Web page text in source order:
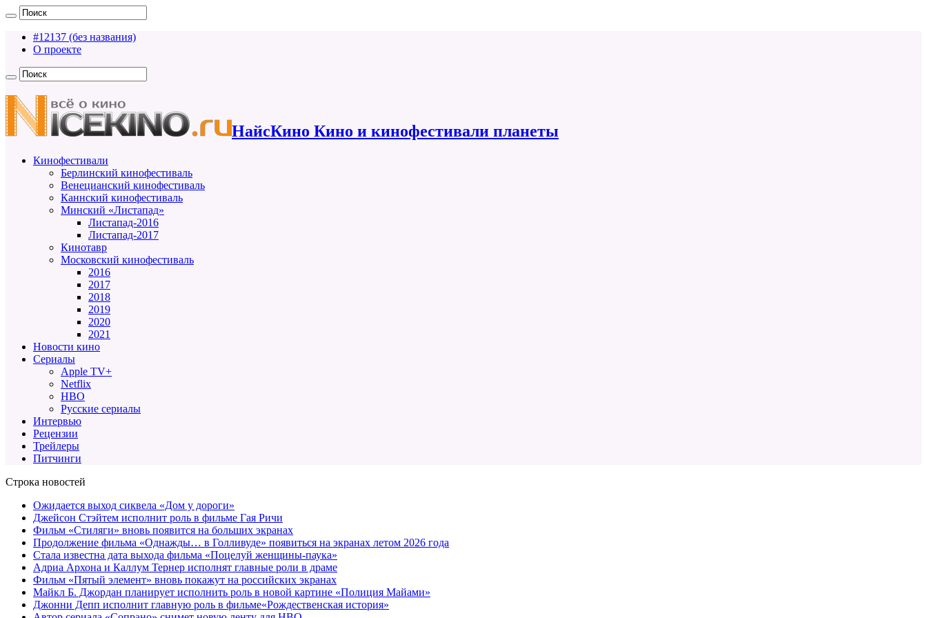
#12137 (без названия)
О проекте
НайсКино Кино и кинофестивали планеты
Кинофестивали
Берлинский кинофестиваль
Венецианский кинофестиваль
Каннский кинофестиваль
Минский «Листапад»
Листапад-2016
Листапад-2017
Кинотавр
Московский кинофестиваль
2016
2017
2018
2019
2020
2021
Новости кино
Сериалы
Apple TV+
Netflix
HBO
Русские сериалы
Интервью
Рецензии
Трейлеры
Питчинги
Строка новостей
Ожидается выход сиквела «Дом у дороги»
Джейсон Стэйтем исполнит роль в фильме Гая Ричи
Фильм «Стиляги» вновь появится на больших экранах
Продолжение фильма «Однажды… в Голливуде» появиться на экранах летом 2026 года
Стала известна дата выхода фильма «Поцелуй женщины-паука»
Адриа Архона и Каллум Тернер исполнят главные роли в драме
Фильм «Пятый элемент» вновь покажут на российских экранах
Майкл Б. Джордан планирует исполнить роль в новой картине «Полиция Майами»
Джонни Депп исполнит главную роль в фильме«Рождественская история»